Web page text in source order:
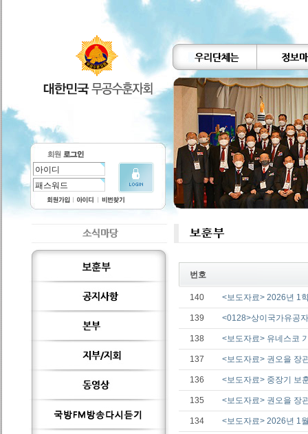
번호
140 <보도자료> 2026년 1
139 <0128>상이국가유공
138 <보도자료> 유네스코
137 <보도자료> 권오을 장
136 <보도자료> 중장기 보
135 <보도자료> 권오을 장
134 <보도자료> 2026년 1